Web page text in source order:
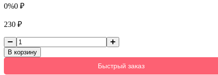
0%0 ₽
230 ₽
В корзину
Быстрый заказ